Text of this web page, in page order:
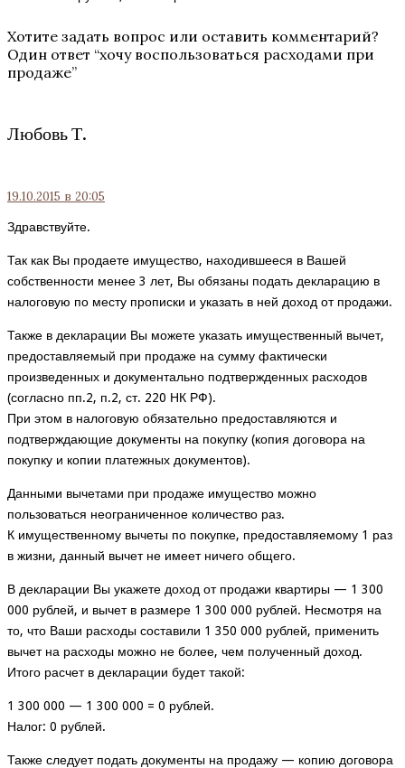
Хотите задать вопрос или оставить комментарий?
Один ответ “хочу воспользоваться расходами при
продаже”
Любовь Т.
19.10.2015 в 20:05
Здравствуйте.
Так как Вы продаете имущество, находившееся в Вашей
собственности менее 3 лет, Вы обязаны подать декларацию в
налоговую по месту прописки и указать в ней доход от продажи.
Также в декларации Вы можете указать имущественный вычет,
предоставляемый при продаже на сумму фактически
произведенных и документально подтвержденных расходов
(согласно пп.2, п.2, ст. 220 НК РФ).
При этом в налоговую обязательно предоставляются и
подтверждающие документы на покупку (копия договора на
покупку и копии платежных документов).
Данными вычетами при продаже имущество можно
пользоваться неограниченное количество раз.
К имущественному вычеты по покупке, предоставляемому 1 раз
в жизни, данный вычет не имеет ничего общего.
В декларации Вы укажете доход от продажи квартиры — 1 300
000 рублей, и вычет в размере 1 300 000 рублей. Несмотря на
то, что Ваши расходы составили 1 350 000 рублей, применить
вычет на расходы можно не более, чем полученный доход.
Итого расчет в декларации будет такой:
1 300 000 — 1 300 000 = 0 рублей.
Налог: 0 рублей.
Также следует подать документы на продажу — копию договора